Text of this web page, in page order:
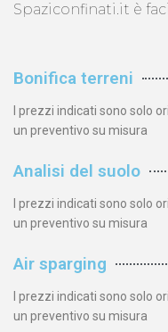
Spaziconfinati.it è
Bonifica terreni
I prezzi indicati sono solo
un preventivo su misura
Analisi del suolo
I prezzi indicati sono solo
un preventivo su misura
Air sparging
I prezzi indicati sono solo
un preventivo su misura